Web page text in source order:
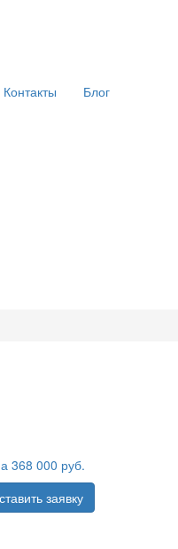
Контакты Блог
368 000 руб.
заявку